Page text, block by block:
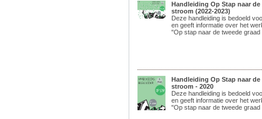
Handleiding Op Stap naar de
stroom (2022-2023)
Deze handleiding is bedoeld
en geeft informatie over het
"Op stap naar de tweede graad
Handleiding Op Stap naar de
stroom - 2020
Deze handleiding is bedoeld
en geeft informatie over het
"Op stap naar de tweede